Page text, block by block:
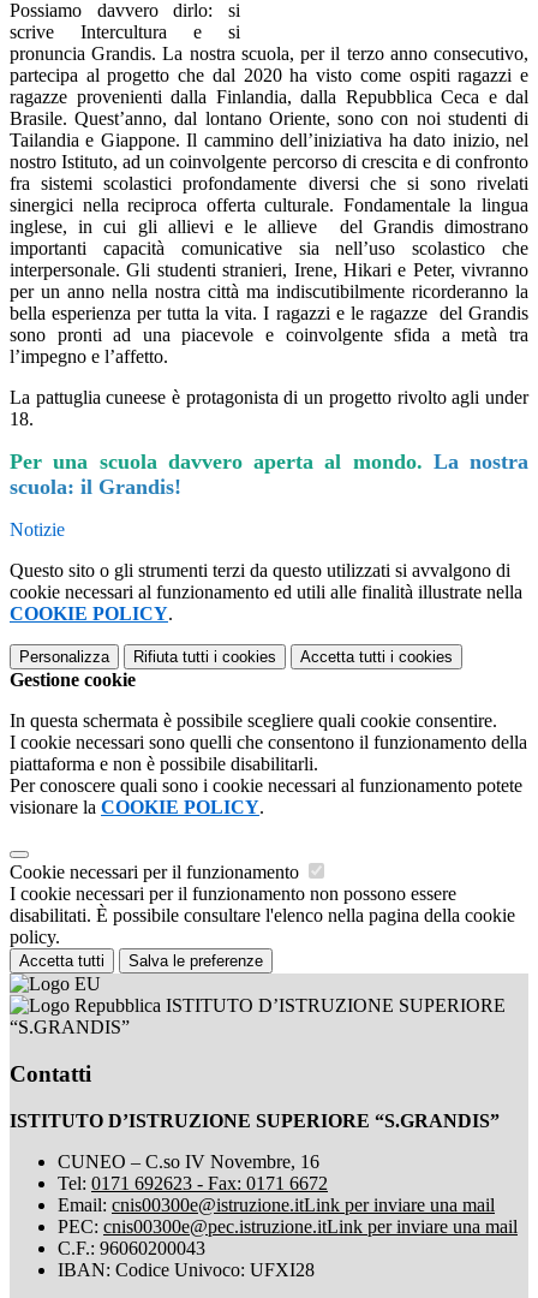
Possiamo davvero dirlo: si
scrive Intercultura e si
pronuncia Grandis. La nostra scuola, per il terzo anno consecutivo,
partecipa al progetto che dal 2020 ha visto come ospiti ragazzi e
ragazze provenienti dalla Finlandia, dalla Repubblica Ceca e dal
Brasile. Quest’anno, dal lontano Oriente, sono con noi studenti di
Tailandia e Giappone. Il cammino dell’iniziativa ha dato inizio, nel
nostro Istituto, ad un coinvolgente percorso di crescita e di confronto
fra sistemi scolastici profondamente diversi che si sono rivelati
sinergici nella reciproca offerta culturale. Fondamentale la lingua
inglese, in cui gli allievi e le allieve del Grandis dimostrano
importanti capacità comunicative sia nell’uso scolastico che
interpersonale. Gli studenti stranieri, Irene, Hikari e Peter, vivranno
per un anno nella nostra città ma indiscutibilmente ricorderanno la
bella esperienza per tutta la vita. I ragazzi e le ragazze del Grandis
sono pronti ad una piacevole e coinvolgente sfida a metà tra
l’impegno e l’affetto.
La pattuglia cuneese è protagonista di un progetto rivolto agli under
18.
Per una scuola davvero aperta al mondo. La nostra
scuola: il Grandis!
Notizie
Questo sito o gli strumenti terzi da questo utilizzati si avvalgono di
cookie necessari al funzionamento ed utili alle finalità illustrate nella
COOKIE POLICY.
Personalizza Rifiuta tutti i cookies Accetta tutti i cookies
Gestione cookie
In questa schermata è possibile scegliere quali cookie consentire.
I cookie necessari sono quelli che consentono il funzionamento della
piattaforma e non è possibile disabilitarli.
Per conoscere quali sono i cookie necessari al funzionamento potete
visionare la COOKIE POLICY.
Cookie necessari per il funzionamento
I cookie necessari per il funzionamento non possono essere
disabilitati. È possibile consultare l'elenco nella pagina della cookie
policy.
Accetta tutti Salva le preferenze
ISTITUTO D’ISTRUZIONE SUPERIORE
“S.GRANDIS”
Contatti
ISTITUTO D’ISTRUZIONE SUPERIORE “S.GRANDIS”
CUNEO – C.so IV Novembre, 16
Tel: 0171 692623 - Fax: 0171 6672
Email: cnis00300e@istruzione.itLink per inviare una mail
PEC: cnis00300e@pec.istruzione.itLink per inviare una mail
C.F.: 96060200043
IBAN: Codice Univoco: UFXI28